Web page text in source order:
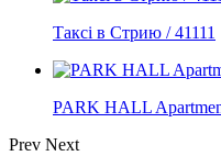
Таксі в Стрию / 41111
PARK HALL
Prev Next